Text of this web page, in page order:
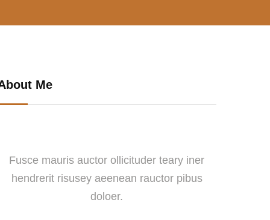
Me
Fusce mauris auctor ollicituder teary iner
hendrerit risusey aeenean rauctor pibus
doloer.